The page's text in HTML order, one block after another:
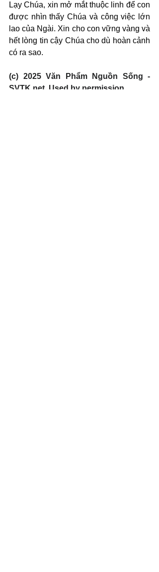
Lạy Chúa, xin mở mắt thuộc linh để con
được nhìn thấy Chúa và công việc lớn
lao của Ngài. Xin cho con vững vàng và
hết lòng tin cậy Chúa cho dù hoàn cảnh
có ra sao.
(c) 2025 Văn Phẩm Nguồn Sống -
SVTK.net. Used by permission.